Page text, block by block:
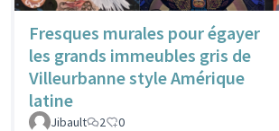
Fresques murales pour égayer
les grands immeubles gris de
Villeurbanne style Amérique
latine
Jibault 2 0